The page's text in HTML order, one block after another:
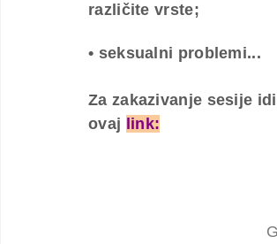
različite vrste;
• seksualni problemi...
Za zakazivanje sesije
ovaj
link: